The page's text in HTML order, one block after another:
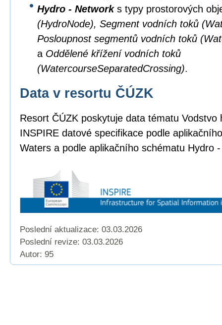
Hydro - Networks typy prostorových
(HydroNode), Segment vodních toků
Posloupnost segmentů vodních toků
a Oddělené křížení vodních toků
(WatercourseSeparatedCrossing).
Data v resortu ČÚZK
Resort ČÚZK poskytuje data tématu Vodstvo
INSPIRE datové specifikace podle
Waters a podle aplikačního schématu Hydro
Poslední aktualizace: 03.03.2026
Poslední revize: 03.03.2026
Autor: 95